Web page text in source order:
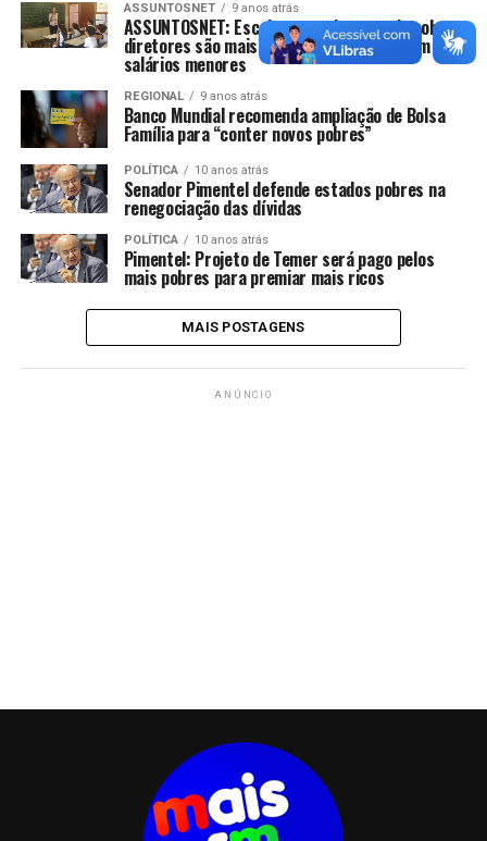
ASSUNTOSNET 9 anos atrás
ASSUNTOSNET: Escolas com alunos mais pobres,
diretores são mais inexperientes e ganham
salários menores
REGIONAL 9 anos atrás
Banco Mundial recomenda ampliação de Bolsa
Família para “conter novos pobres”
POLÍTICA 10 anos atrás
Senador Pimentel defende estados pobres na
renegociação das dívidas
POLÍTICA 10 anos atrás
Pimentel: Projeto de Temer será pago pelos
mais pobres para premiar mais ricos
MAIS POSTAGENS
ANÚNCIO